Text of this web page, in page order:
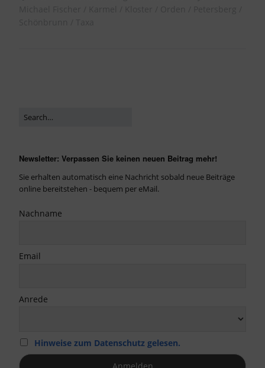
Newsletter: Verpassen Sie keinen neuen Beitrag mehr!
Sie erhalten automatisch eine Nachricht sobald neue Beiträge
online bereitstehen - bequem per eMail.
Nachname
Email
Anrede
Hinweise zum Datenschutz gelesen.